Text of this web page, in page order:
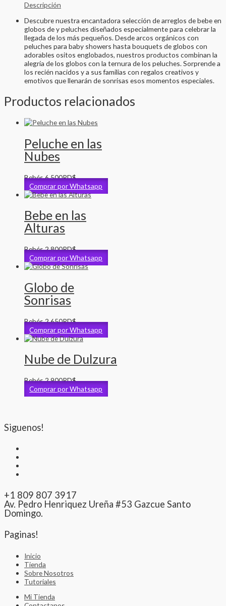
Descripción
Descubre nuestra encantadora selección de arreglos de bebe en
globos de y peluches diseñados especialmente para celebrar la
llegada de los más pequeños. Desde arcos orgánicos con
peluches para baby showers hasta bouquets de globos con
adorables ositos englobados, nuestros productos combinan la
alegría de los globos con la ternura de los peluches. Sorprende a
los recién nacidos y a sus familias con regalos creativos y
emotivos que llenarán de sonrisas esos momentos especiales.
Productos relacionados
Peluche en las
Nubes
Bebés6,500RD$
Comprar por Whatsapp
Bebe en las
Alturas
Bebés2,800RD$
Comprar por Whatsapp
Globo de
Sonrisas
Bebés2,650RD$
Comprar por Whatsapp
Nube de Dulzura
Bebés2,900RD$
Comprar por Whatsapp
Siguenos!
+1 809 807 3917
Av. Pedro Henriquez Ureña #53 Gazcue Santo
Domingo.
Paginas!
Inicio
Tienda
Sobre Nosotros
Tutoriales
Mi Tienda